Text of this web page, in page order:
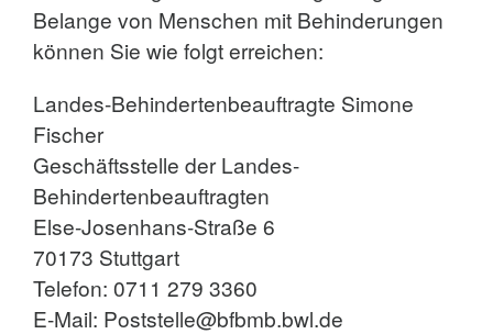
Belange von Menschen mit Behinderungen
können Sie wie folgt erreichen:
Landes-Behindertenbeauftragte Simone
Fischer
Geschäftsstelle der Landes-
Behindertenbeauftragten
Else-Josenhans-Straße 6
70173 Stuttgart
Telefon: 0711 279 3360
E-Mail: Poststelle@bfbmb.bwl.de